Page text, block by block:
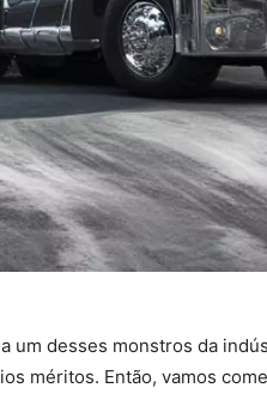
um desses monstros da
méritos. Então, vamos